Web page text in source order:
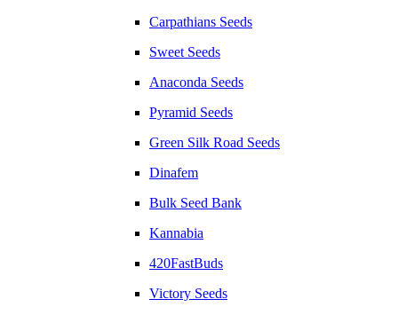
Carpathians Seeds
Sweet Seeds
Anaconda Seeds
Pyramid Seeds
Green Silk Road Seeds
Dinafem
Bulk Seed Bank
Kannabia
420FastBuds
Victory Seeds